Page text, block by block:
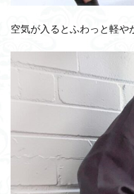
空気が入るとふわっと軽や